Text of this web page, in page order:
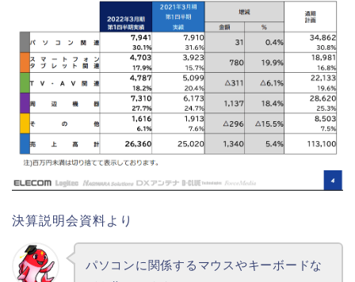
決算説明会資料より
パソコンに関係するマウスやキーボードな